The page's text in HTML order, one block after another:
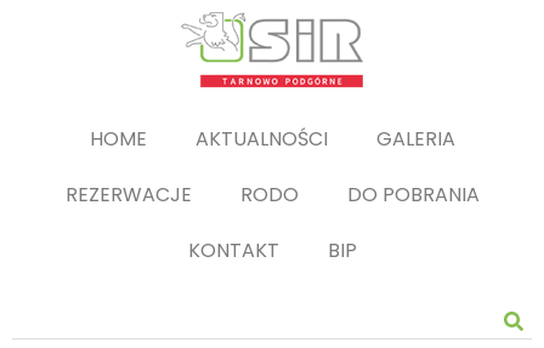
HOME AKTUALNOŚCI
GALERIA
REZERWACJE
RODO
DO POBRANIA
KONTAKT
BIP